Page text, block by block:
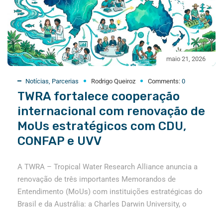
maio 21, 2026
Notícias Parcerias Rodrigo Queiroz Comments: 0
TWRA fortalece cooperação
internacional com renovação de
MoUs estratégicos com CDU,
CONFAP e UVV
A TWRA – Tropical Water Research Alliance anuncia a
renovação de três importantes Memorandos de
Entendimento (MoUs) com instituições estratégicas do
Brasil e da Austrália: a Charles Darwin University, o